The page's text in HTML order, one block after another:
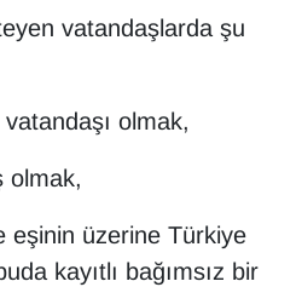
vatandaşlarda şu
olmak,
olmak,
eşinin üzerine Türkiye
kayıtlı bağımsız bir